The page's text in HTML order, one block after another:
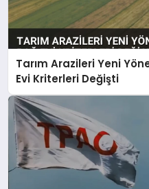
Tarım Arazileri Yeni
Evi Kriterleri Değişti